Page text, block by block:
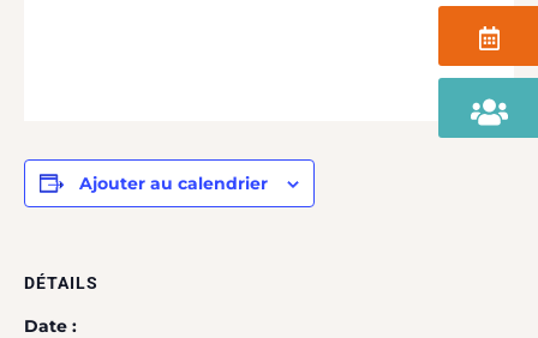
Ajouter au calendrier
DÉTAILS
Date :
Agenda
Portail
Famille